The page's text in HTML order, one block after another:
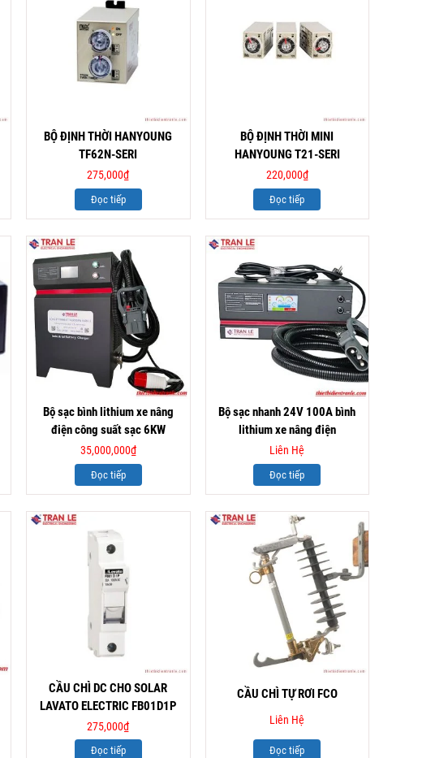
BỘ ĐỊNH THỜI HANYOUNG
TF62N-SERI
275,000₫
Đọc tiếp
BỘ ĐỊNH THỜI MINI
HANYOUNG T21-SERI
220,000₫
Đọc tiếp
Bộ sạc bình lithium xe nâng
điện công suất sạc 6KW
35,000,000₫
Đọc tiếp
Bộ sạc nhanh 24V 100A bình
lithium xe nâng điện
Liên Hệ
Đọc tiếp
CẦU CHÌ DC CHO SOLAR
LAVATO ELECTRIC FB01D1P
275,000₫
Đọc tiếp
CẦU CHÌ TỰ RƠI FCO
Liên Hệ
Đọc tiếp